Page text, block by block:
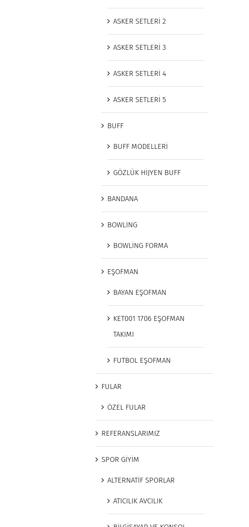
ASKER SETLERİ 2
ASKER SETLERİ 3
ASKER SETLERİ 4
ASKER SETLERİ 5
BUFF
BUFF MODELLERİ
GÖZLÜK HİJYEN BUFF
BANDANA
BOWLİNG
BOWLİNG FORMA
EŞOFMAN
BAYAN EŞOFMAN
KET001 1706 EŞOFMAN
TAKIMI
FUTBOL EŞOFMAN
FULAR
ÖZEL FULAR
REFERANSLARIMIZ
SPOR GİYİM
ALTERNATİF SPORLAR
ATICILIK AVCILIK